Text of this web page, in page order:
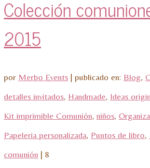
Colección
2015
por Merbo Events | publicado en: Blog,
detalles invitados, Handmade, Ideas
Kit imprimible Comunión, niños,
Papeleria personalizada, Puntos de libro,
comunión | 8